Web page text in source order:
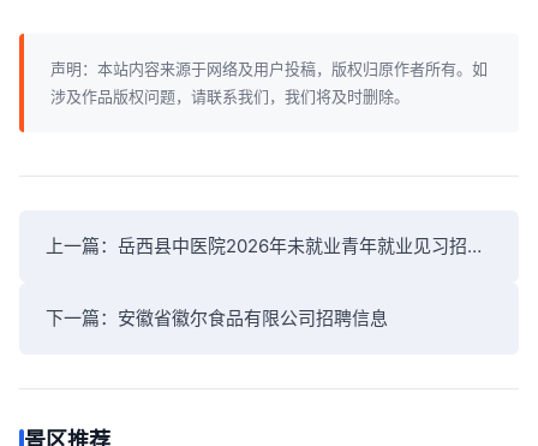
声明：本站内容来源于网络及用户投稿，版权归原作者所有。如
涉及作品版权问题，请联系我们，我们将及时删除。
上一篇： 岳西县中医院2026年未就业青年就业见习招聘公告
下一篇： 安徽省徽尔食品有限公司招聘信息
景区推荐